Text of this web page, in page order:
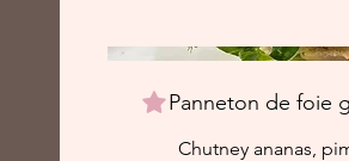
Panneton de foie
Chutney ananas,